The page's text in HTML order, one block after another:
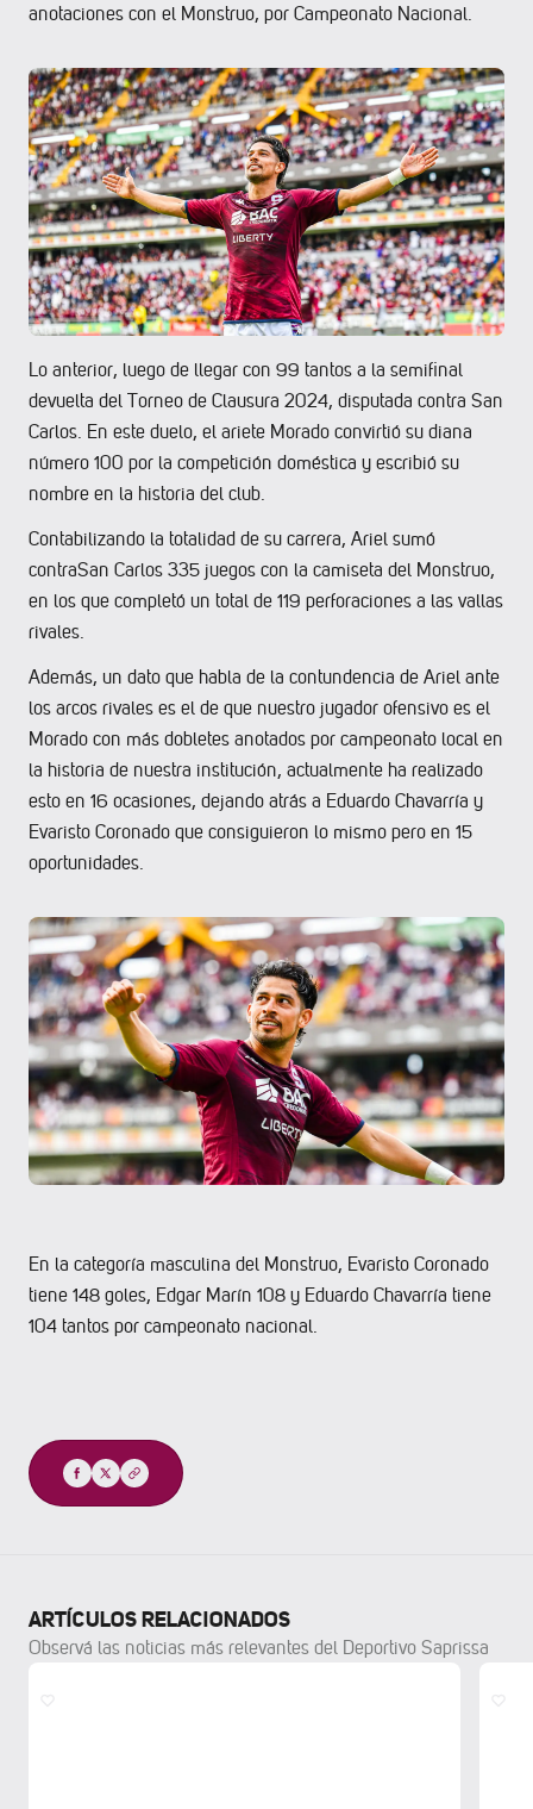
anotaciones con el Monstruo, por Campeonato Nacional.
Lo anterior, luego de llegar con 99 tantos a la semifinal
devuelta del Torneo de Clausura 2024, disputada contra San
Carlos. En este duelo, el ariete Morado convirtió su diana
número 100 por la competición doméstica y escribió su
nombre en la historia del club.
Contabilizando la totalidad de su carrera, Ariel sumó
contraSan Carlos 335 juegos con la camiseta del Monstruo,
en los que completó un total de 119 perforaciones a las vallas
rivales.
Además, un dato que habla de la contundencia de Ariel ante
los arcos rivales es el de que nuestro jugador ofensivo es el
Morado con más dobletes anotados por campeonato local en
la historia de nuestra institución, actualmente ha realizado
esto en 16 ocasiones, dejando atrás a Eduardo Chavarría y
Evaristo Coronado que consiguieron lo mismo pero en 15
oportunidades.
En la categoría masculina del Monstruo, Evaristo Coronado
tiene 148 goles, Edgar Marín 108 y Eduardo Chavarría tiene
104 tantos por campeonato nacional.
Compartir
ARTÍCULOS RELACIONADOS
Observá las noticias más relevantes del Deportivo Saprissa